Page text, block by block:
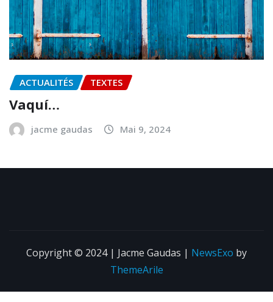
ACTUALITÉS TEXTES
Vaquí…
jacme gaudas Mai 9, 2024
Copyright © 2024 | Jacme Gaudas | NewsExo by
ThemeArile